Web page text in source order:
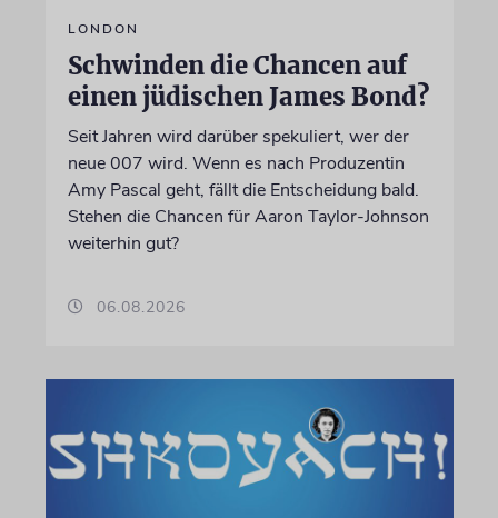
LONDON
Schwinden die Chancen auf
einen jüdischen James Bond?
Seit Jahren wird darüber spekuliert, wer der
neue 007 wird. Wenn es nach Produzentin
Amy Pascal geht, fällt die Entscheidung bald.
Stehen die Chancen für Aaron Taylor-Johnson
weiterhin gut?
06.08.2026